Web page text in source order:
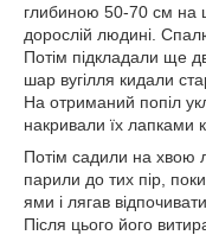
глибиною 50-70 см на
дорослій людині.
Потім підкладали ще
шар вугілля кидали
На отриманий попіл
накривали їх лапками
Потім садили на хвою
парили до тих пір, поки
ями і лягав
Після цього його